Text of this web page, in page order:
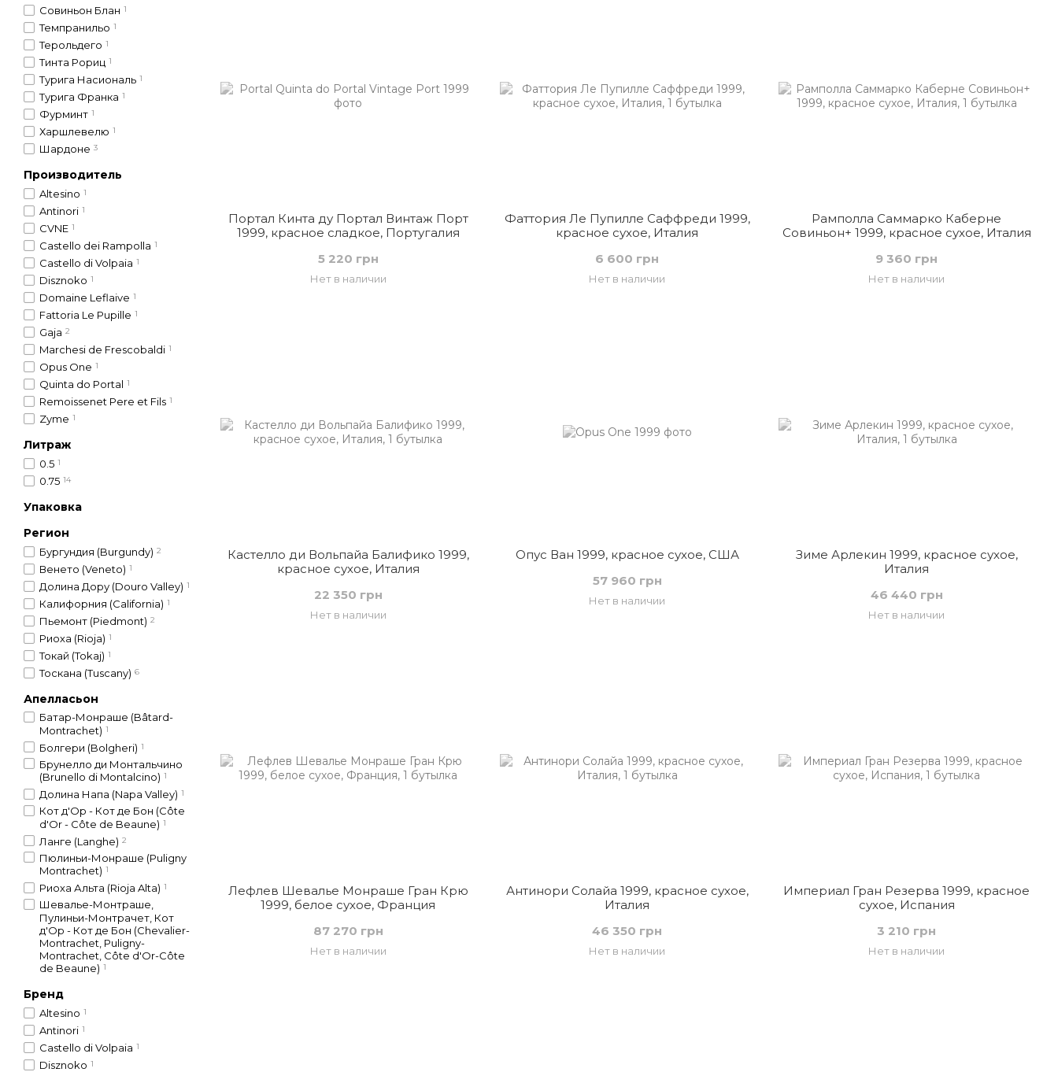
Портал Кинта ду Портал Винтаж Порт
1999, красное сладкое, Португалия
5 220 грн
Нет в наличии
Фаттория Ле Пупилле Саффреди 1999,
красное сухое, Италия
6 600 грн
Нет в наличии
Рамполла Саммарко Каберне
Совиньон+ 1999, красное сухое, Италия
9 360 грн
Нет в наличии
Кастелло ди Вольпайа Балифико 1999,
красное сухое, Италия
22 350 грн
Нет в наличии
Опус Ван 1999, красное сухое, США
57 960 грн
Нет в наличии
Зиме Арлекин 1999, красное сухое,
Италия
46 440 грн
Нет в наличии
Лефлев Шевалье Монраше Гран Крю
1999, белое сухое, Франция
87 270 грн
Нет в наличии
Антинори Солайа 1999, красное сухое,
Италия
46 350 грн
Нет в наличии
Империал Гран Резерва 1999, красное
сухое, Испания
3 210 грн
Нет в наличии
Совиньон Блан 1
Темпранильо 1
Терольдего 1
Тинта Рориц 1
Турига Насиональ 1
Турига Франка 1
Фурминт 1
Харшлевелю 1
Шардоне 3
Производитель
Altesino 1
Antinori 1
CVNE 1
Castello dei Rampolla 1
Castello di Volpaia 1
Disznoko 1
Domaine Leflaive 1
Fattoria Le Pupille 1
Gaja 2
Marchesi de Frescobaldi 1
Opus One 1
Quinta do Portal 1
Remoissenet Pere et Fils 1
Zyme 1
Литраж
0.5 1
0.75 14
Упаковка
Регион
Бургундия (Burgundy) 2
Венето (Veneto) 1
Долина Дору (Douro Valley) 1
Калифорния (California) 1
Пьемонт (Piedmont) 2
Риоха (Rioja) 1
Токай (Tokaj) 1
Тоскана (Tuscany) 6
Апелласьон
Батар-Монраше (Bâtard-
Montrachet) 1
Болгери (Bolgheri) 1
Брунелло ди Монтальчино
(Brunello di Montalcino) 1
Долина Напа (Napa Valley) 1
Кот д'Ор - Кот де Бон (Côte
d'Or - Côte de Beaune) 1
Ланге (Langhe) 2
Пюлиньи-Монраше (Puligny
Montrachet) 1
Риоха Альта (Rioja Alta) 1
Шевалье-Монтраше,
Пулиньи-Монтрачет, Кот
д'Ор - Кот де Бон (Chevalier-
Montrachet, Puligny-
Montrachet, Côte d'Or-Côte
de Beaune) 1
Бренд
Altesino 1
Antinori 1
Castello di Volpaia 1
Disznoko 1